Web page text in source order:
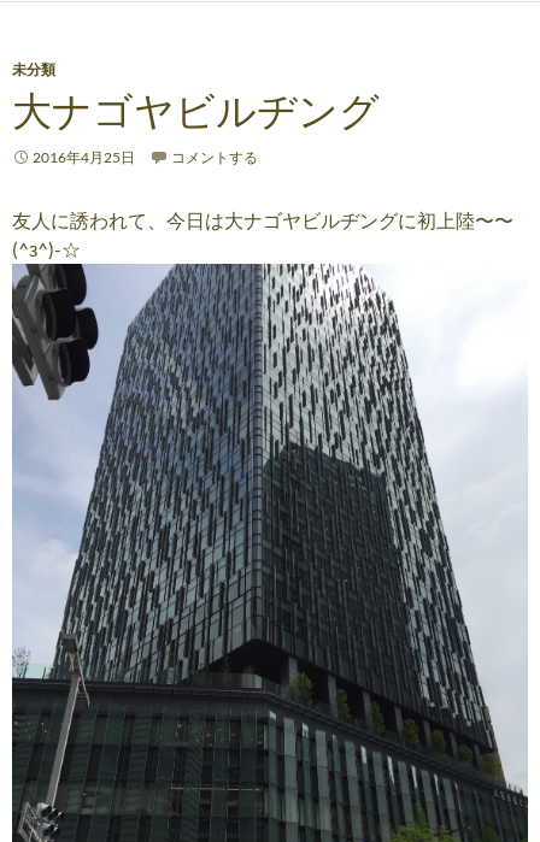
未分類
大ナゴヤビルヂング
2016年4月25日 コメントする
友人に誘われて、今日は大ナゴヤビルヂングに初上陸〜〜
(^з^)-☆